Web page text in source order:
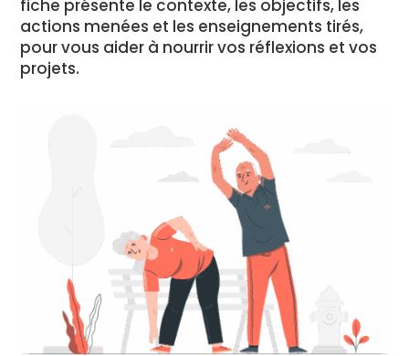
fiche présente le contexte, les objectifs, les
actions menées et les enseignements tirés,
pour vous aider à nourrir vos réflexions et vos
projets.